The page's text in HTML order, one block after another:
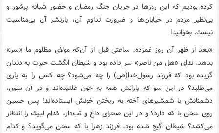
کرده بودیم که این روزها در جریان جنگ رمضان و حضور شبانه‌ پرشور و
بی‌نظیر مردم در خیابان‌ها و ضرورت تداوم آن، بازنشر آن بی‌مناسبت
نیست. بخوانید!
«بعد از ظهر آن روز غمزده، ساعتی قبل از آن‌که مولای مظلوم ما «سر»
بدهد، ندای «هل من ناصر» سر داده بود و شیطان انگشت حیرت به دندان
گزیده بود که فرزند رسول‌خدا(ص) را چه می‌شود؟ چه کسی را به یاری
می‌طلبد؟ در این سو که یارانش همه به خون غلتیده‌اند و در آن سوی،
دشمنانش با شمشیرهای آخته به ریختن خونش ایستاده‌اند! پس حسین
روی سخن با که دارد؟ و در این صحرای داغ و تب‌دار، کدام لبیک را انتظار
می‌کشد؟ شیطان گیج شده بود، فرزند زهرا با که سخن می‌گوید؟ و کدام